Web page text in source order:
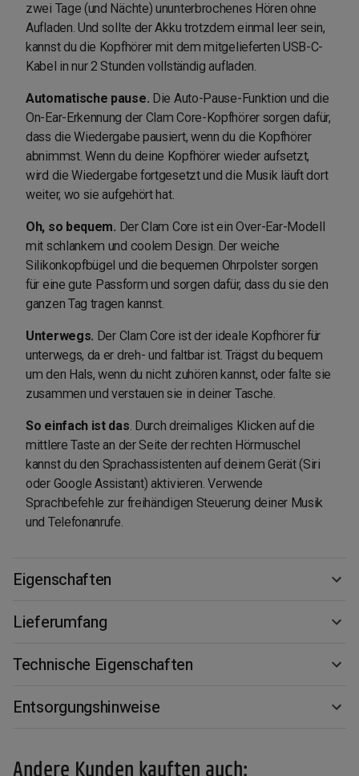
zwei Tage (und Nächte) ununterbrochenes Hören ohne
Aufladen. Und sollte der Akku trotzdem einmal leer sein,
kannst du die Kopfhörer mit dem mitgelieferten USB-C-
Kabel in nur 2 Stunden vollständig aufladen.
Automatische pause. Die Auto-Pause-Funktion und die
On-Ear-Erkennung der Clam Core-Kopfhörer sorgen dafür,
dass die Wiedergabe pausiert, wenn du die Kopfhörer
abnimmst. Wenn du deine Kopfhörer wieder aufsetzt,
wird die Wiedergabe fortgesetzt und die Musik läuft dort
weiter, wo sie aufgehört hat.
Oh, so bequem. Der Clam Core ist ein Over-Ear-Modell
mit schlankem und coolem Design. Der weiche
Silikonkopfbügel und die bequemen Ohrpolster sorgen
für eine gute Passform und sorgen dafür, dass du sie den
ganzen Tag tragen kannst.
Unterwegs. Der Clam Core ist der ideale Kopfhörer für
unterwegs, da er dreh- und faltbar ist. Trägst du bequem
um den Hals, wenn du nicht zuhören kannst, oder falte sie
zusammen und verstauen sie in deiner Tasche.
So einfach ist das. Durch dreimaliges Klicken auf die
mittlere Taste an der Seite der rechten Hörmuschel
kannst du den Sprachassistenten auf deinem Gerät (Siri
oder Google Assistant) aktivieren. Verwende
Sprachbefehle zur freihändigen Steuerung deiner Musik
und Telefonanrufe.
Eigenschaften
Lieferumfang
Technische Eigenschaften
Entsorgungshinweise
Andere Kunden kauften auch: